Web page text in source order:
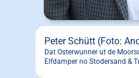
Peter Schütt (Foto:
Dat Osterwunner ut de
Elfdamper no Stodersand &